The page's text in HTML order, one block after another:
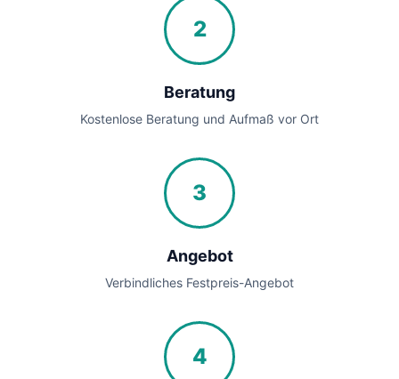
2
Beratung
Kostenlose Beratung und Aufmaß vor Ort
3
Angebot
Verbindliches Festpreis-Angebot
4